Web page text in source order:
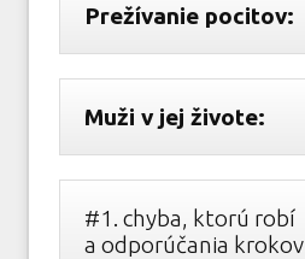
Prežívanie pocitov:
Muži v jej živote:
#1. chyba, ktorú robí
a odporúčania krokov